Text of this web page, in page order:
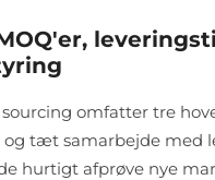
omfatter tre
tæt samarbejde med
hurtigt afprøve nye